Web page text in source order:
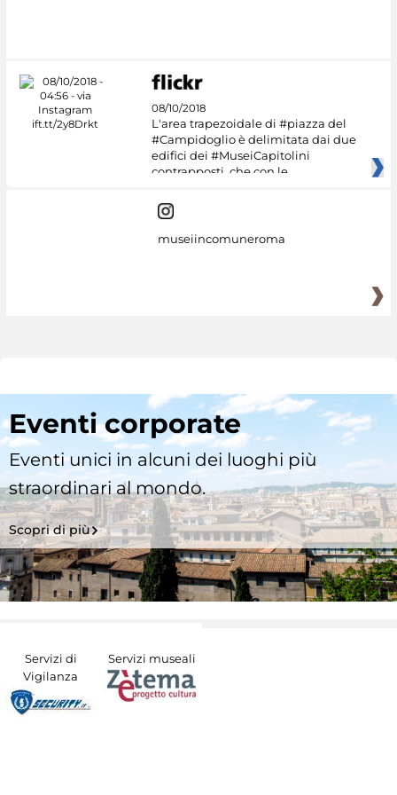
08/10/2018
L'area trapezoidale di #piazza del
#Campidoglio è delimitata dai due
edifici dei #MuseiCapitolini
contrapposti, che con le
museiincomuneroma
Eventi corporate
Eventi unici in alcuni dei luoghi più
straordinari al mondo.
Scopri di più
Servizi di
Vigilanza
Servizi museali